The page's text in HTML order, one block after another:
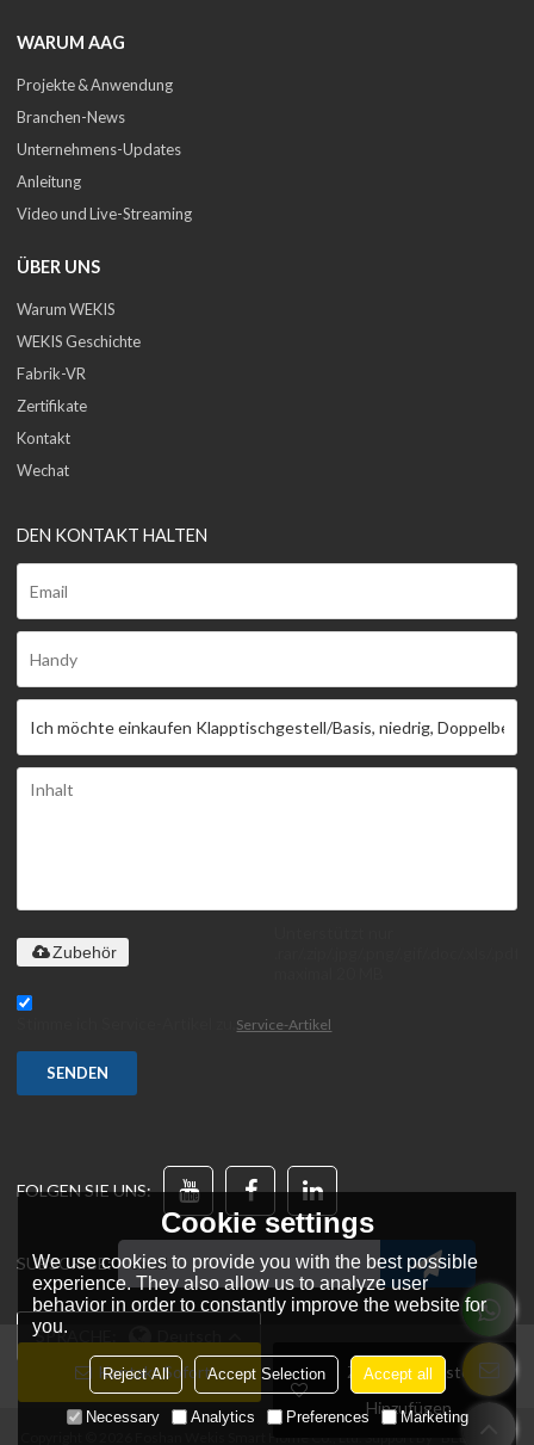
Kontakt Sofort
Zur Wunschliste
Hinzufügen
WARUM AAG
Projekte & Anwendung
Branchen-News
Unternehmens-Updates
Anleitung
Video und Live-Streaming
ÜBER UNS
Warum WEKIS
WEKIS Geschichte
Fabrik-VR
Zertifikate
Kontakt
Wechat
DEN KONTAKT HALTEN
Zubehör
Service-Artikel
SENDEN
FOLGEN SIE UNS:
SUBSCRIBE:
SPRACHE:
BEE Cloud
Cookie settings
We use cookies to provide you with the best possible
experience. They also allow us to analyze user
behavior in order to constantly improve the website for
you.
Reject All Accept Selection Accept all
Necessary Analytics Preferences Marketing